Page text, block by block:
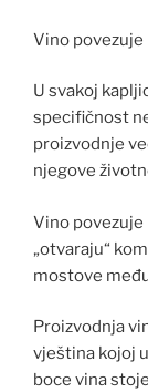
Vino povezuje
U svakoj
specifičnost
proizvodnje
njegove
Vino povezuje
„otvaraju“
mostove
Proizvodnja
vještina kojoj
boce vina